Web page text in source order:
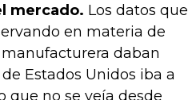
mercado. Los datos que
en materia de
daban
Estados Unidos iba a
que no se veía desde